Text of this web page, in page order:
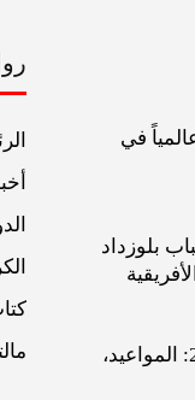
في
بلوزداد
مجموعة مصر في كأس العالم 2026: المواعيد،